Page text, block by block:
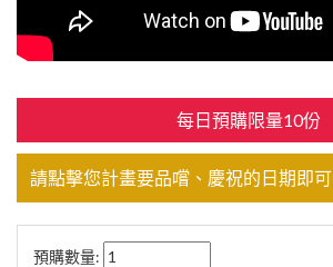
每日預購限量10份
請點擊您計畫要品嚐、慶祝的日期即可
預購數量: